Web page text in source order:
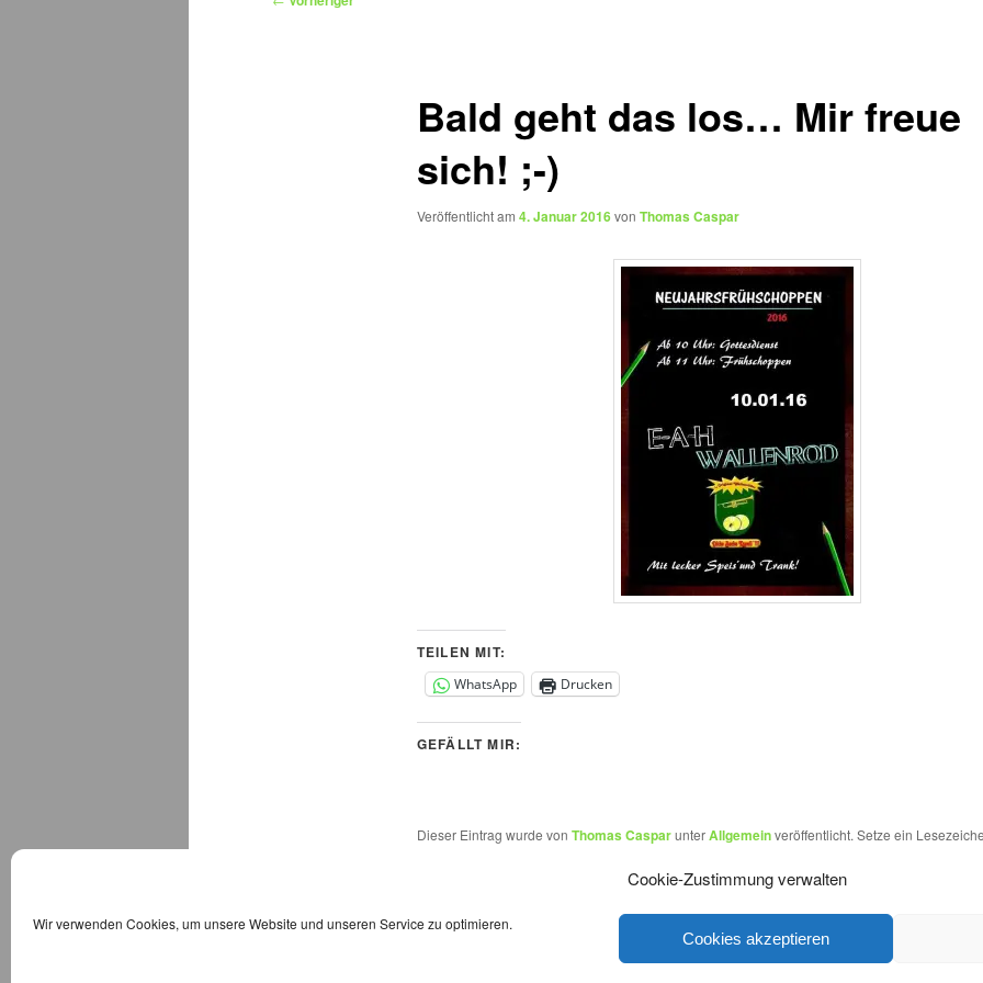
Cookie-Zustimmung verwalten
Wir verwenden Cookies, um unsere Website und unseren Service zu optimieren.
Cookies akzeptieren
Bald geht das los… Mir freue
sich! ;-)
Veröffentlicht am 4. Januar 2016von Thomas Caspar
TEILEN MIT:
WhatsApp Drucken
GEFÄLLT MIR:
Dieser Eintrag wurde von Thomas CasparunterAllgemeinveröffentlicht. Setze ein
Stolz präsentiert von WordPress